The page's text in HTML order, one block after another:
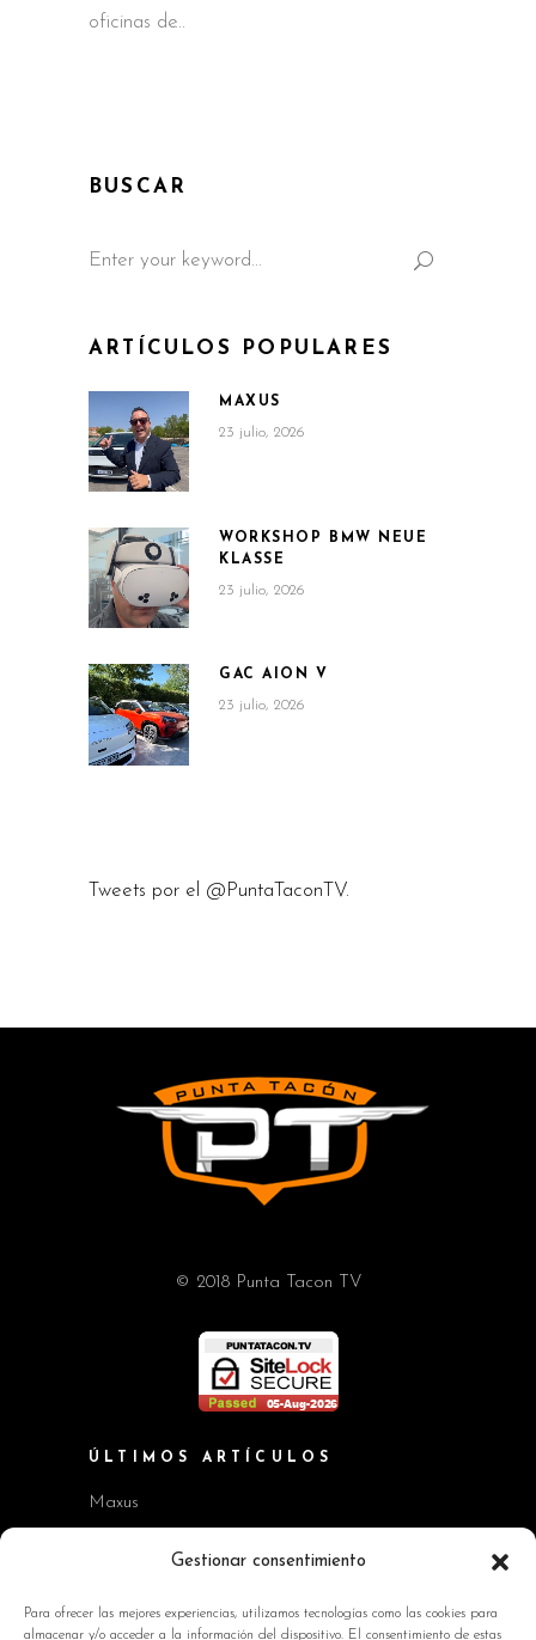
Gestionar consentimiento
Para ofrecer las mejores experiencias, utilizamos tecnologías como las cookies para
almacenar y/o acceder a la información del dispositivo. El consentimiento de estas
oficinas de
BUSCAR
for:
ARTÍCULOS POPULARES
MAXUS
23 julio, 2026
WORKSHOP BMW NEUE
KLASSE
23 julio, 2026
GAC AION V
23 julio, 2026
Tweets por el @PuntaTaconTV.
© 2018 Punta Tacon TV
ÚLTIMOS ARTÍCULOS
Maxus
Workshop BMW Neue Klasse